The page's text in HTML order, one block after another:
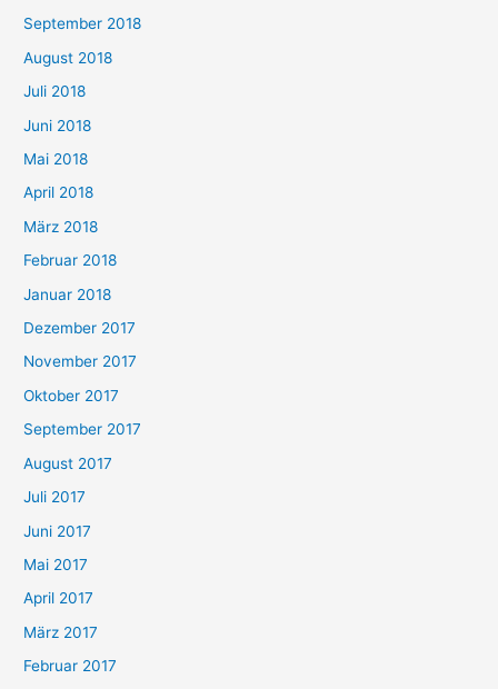
September 2018
August 2018
Juli 2018
Juni 2018
Mai 2018
April 2018
März 2018
Februar 2018
Januar 2018
Dezember 2017
November 2017
Oktober 2017
September 2017
August 2017
Juli 2017
Juni 2017
Mai 2017
April 2017
März 2017
Februar 2017